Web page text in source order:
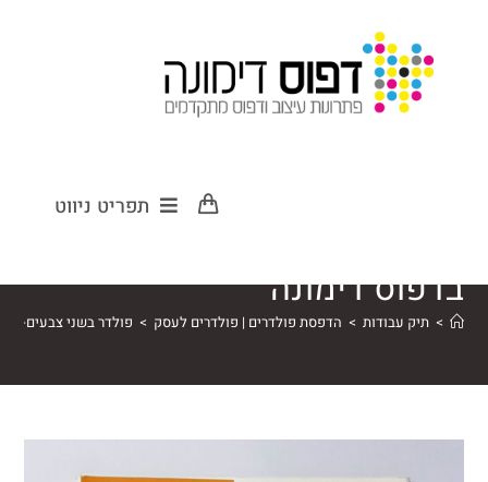
תפריט ניווט
בדפוס דימונה
> תיק עבודות > הדפסת פולדרים | פולדרים לעסק > פולדר בשני צבעים-